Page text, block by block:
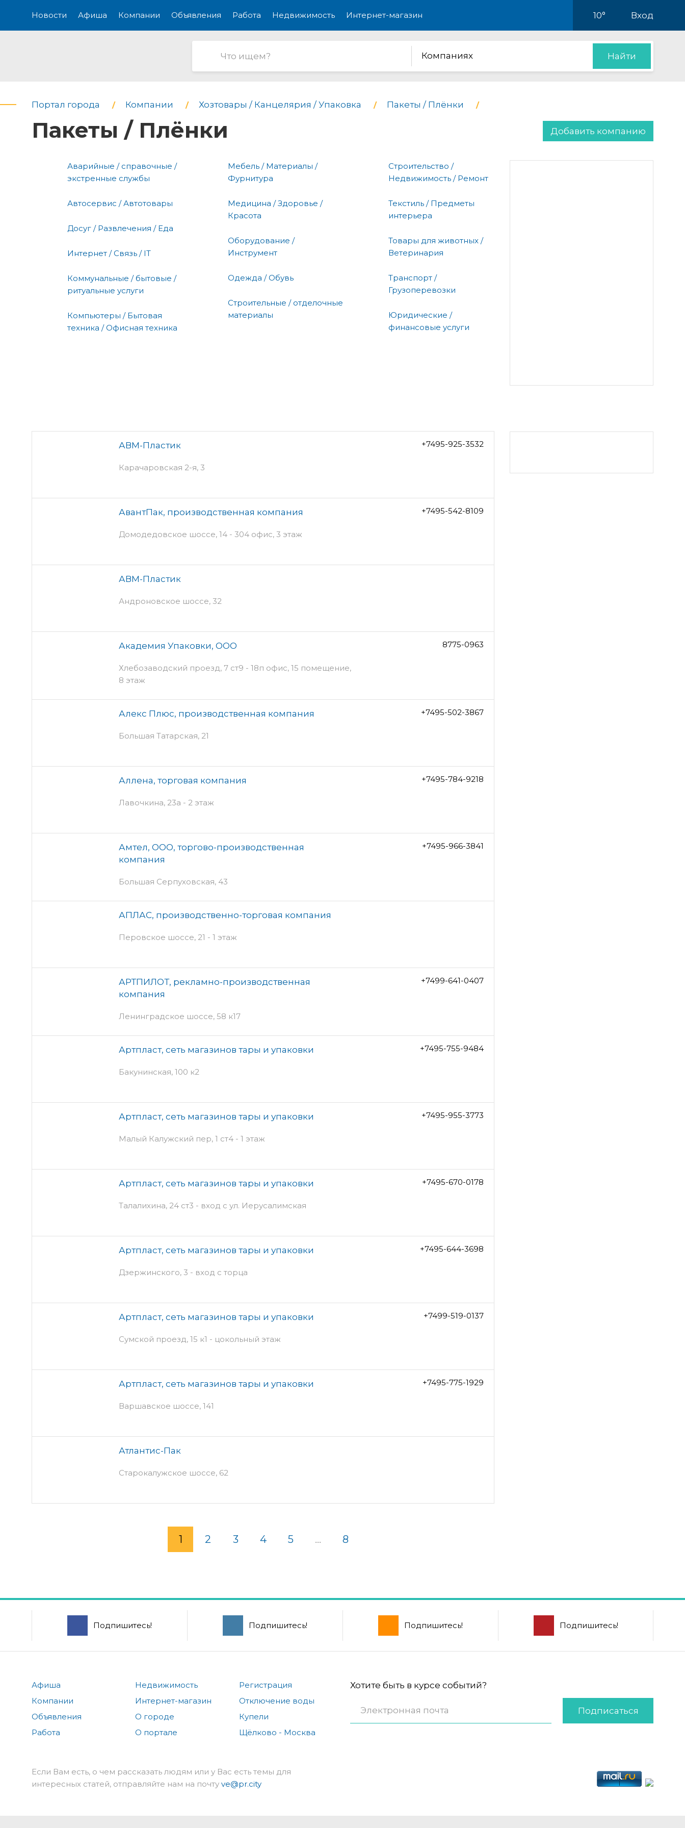
Новости Афиша Компании Объявления Работа Недвижимость Интернет-магазин 10° Вход
Компаниях Найти
Портал города Компании Хозтовары / Канцелярия / Упаковка Пакеты / Плёнки
Пакеты / Плёнки Добавить компанию
Аварийные / справочные /
экстренные службы
Автосервис / Автотовары
Досуг / Развлечения / Еда
Интернет / Связь / IT
Коммунальные / бытовые /
ритуальные услуги
Компьютеры / Бытовая
техника / Офисная техника
Мебель / Материалы /
Фурнитура
Медицина / Здоровье /
Красота
Оборудование /
Инструмент
Одежда / Обувь
Строительные / отделочные
материалы
Строительство /
Недвижимость / Ремонт
Текстиль / Предметы
интерьера
Товары для животных /
Ветеринария
Транспорт /
Грузоперевозки
Юридические /
финансовые услуги
АВМ-Пластик
Карачаровская 2-я, 3
+7495-925-3532
АвантПак, производственная компания
Домодедовское шоссе, 14 - 304 офис, 3 этаж
+7495-542-8109
АВМ-Пластик
Андроновское шоссе, 32
Академия Упаковки, ООО
Хлебозаводский проезд, 7 ст9 - 18п офис, 15 помещение,
8 этаж
8775-0963
Алекс Плюс, производственная компания
Большая Татарская, 21
+7495-502-3867
Аллена, торговая компания
Лавочкина, 23а - 2 этаж
+7495-784-9218
Амтел, ООО, торгово-производственная
компания
Большая Серпуховская, 43
+7495-966-3841
АПЛАС, производственно-торговая компания
Перовское шоссе, 21 - 1 этаж
АРТПИЛОТ, рекламно-производственная
компания
Ленинградское шоссе, 58 к17
+7499-641-0407
Артпласт, сеть магазинов тары и упаковки
Бакунинская, 100 к2
+7495-755-9484
Артпласт, сеть магазинов тары и упаковки
Малый Калужский пер, 1 ст4 - 1 этаж
+7495-955-3773
Артпласт, сеть магазинов тары и упаковки
Талалихина, 24 ст3 - вход с ул. Иерусалимская
+7495-670-0178
Артпласт, сеть магазинов тары и упаковки
Дзержинского, 3 - вход с торца
+7495-644-3698
Артпласт, сеть магазинов тары и упаковки
Сумской проезд, 15 к1 - цокольный этаж
+7499-519-0137
Артпласт, сеть магазинов тары и упаковки
Варшавское шоссе, 141
+7495-775-1929
Атлантис-Пак
Старокалужское шоссе, 62
1 2 3 4 5 ... 8
Подпишитесь! Подпишитесь! Подпишитесь! Подпишитесь!
Афиша
Компании
Объявления
Работа
Недвижимость
Интернет-магазин
О городе
О портале
Регистрация
Отключение воды
Купели
Щёлково - Москва
Хотите быть в курсе событий?
Подписаться
Если Вам есть, о чем рассказать людям или у Вас есть темы для
интересных статей, отправляйте нам на почту ve@pr.city